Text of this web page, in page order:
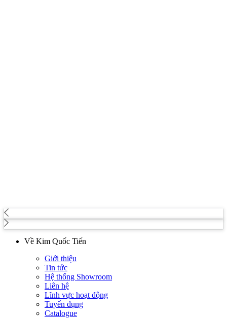
Về Kim Quốc Tiến
Giới thiệu
Tin tức
Hệ thống Showroom
Liên hệ
Lĩnh vực hoạt động
Tuyển dụng
Catalogue